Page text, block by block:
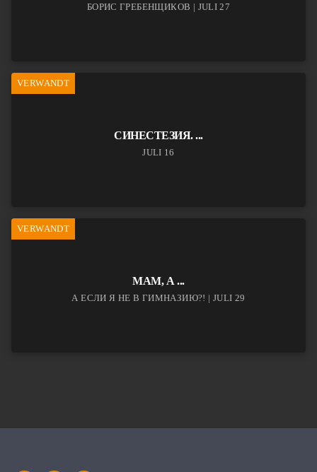
БОРИС ГРЕБЕНЩИКОВ | JULI 27
VERWANDT
СИНЕСТЕЗИЯ. ...
JULI 16
VERWANDT
МАМ, А ...
А ЕСЛИ Я НЕ В ГИМНАЗИЮ?! | JULI 29